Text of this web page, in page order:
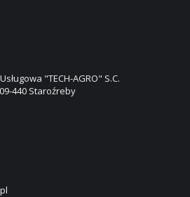
"TECH-AGRO" S.C.
440 Staroźreby